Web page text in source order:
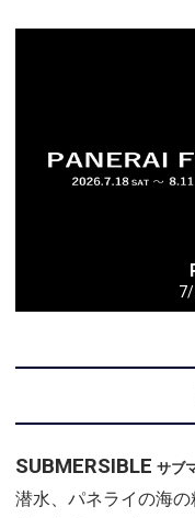
SUBMERSIBLE サブ
潜水、パネライの海